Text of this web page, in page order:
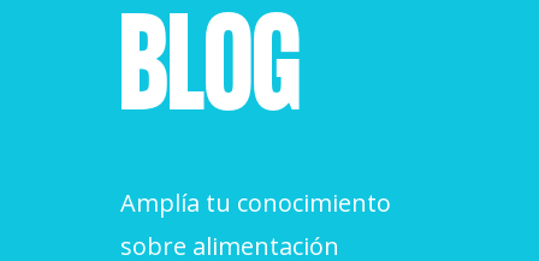
BLOG
Amplía tu conocimiento
sobre alimentación
ESPLAIS